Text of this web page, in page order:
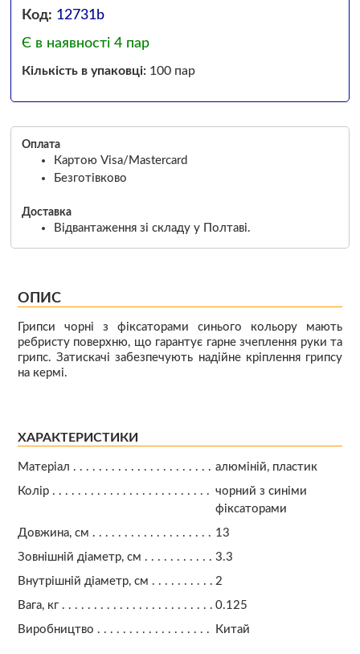
Код: 12731b
Є в наявності 4 пар
Кількість в упаковці:100 пар
Оплата
Картою Visa/Mastercard
Безготівково
Доставка
Відвантаження зі складу у Полтаві.
ОПИС
Грипси чорні з фіксаторами синього кольору мають
ребристу поверхню, що гарантує гарне зчеплення руки та
грипс. Затискачі забезпечують надійне кріплення грипсу
на кермі.
ХАРАКТЕРИСТИКИ
Матеріал
алюміній, пластик
Колір
чорний з синіми
фіксаторами
Довжина, см
13
Зовнішній діаметр, см
3.3
Внутрішній діаметр, см
2
Вага, кг
0.125
Виробництво
Китай